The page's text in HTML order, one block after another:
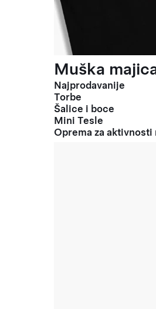
Muška
Najprodavanije
Torbe
Šalice i boce
Mini Tesle
Oprema za